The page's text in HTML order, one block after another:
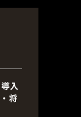
入
将